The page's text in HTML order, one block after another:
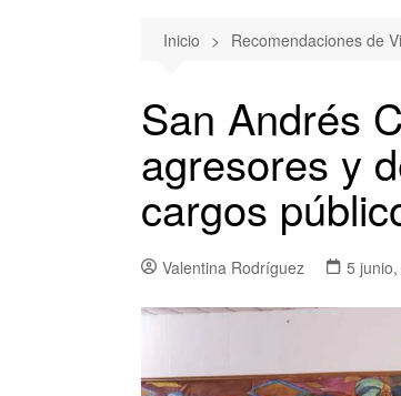
Inicio Recomendaciones de
San Andrés
agresores y
cargos
Valentina Rodríguez 5